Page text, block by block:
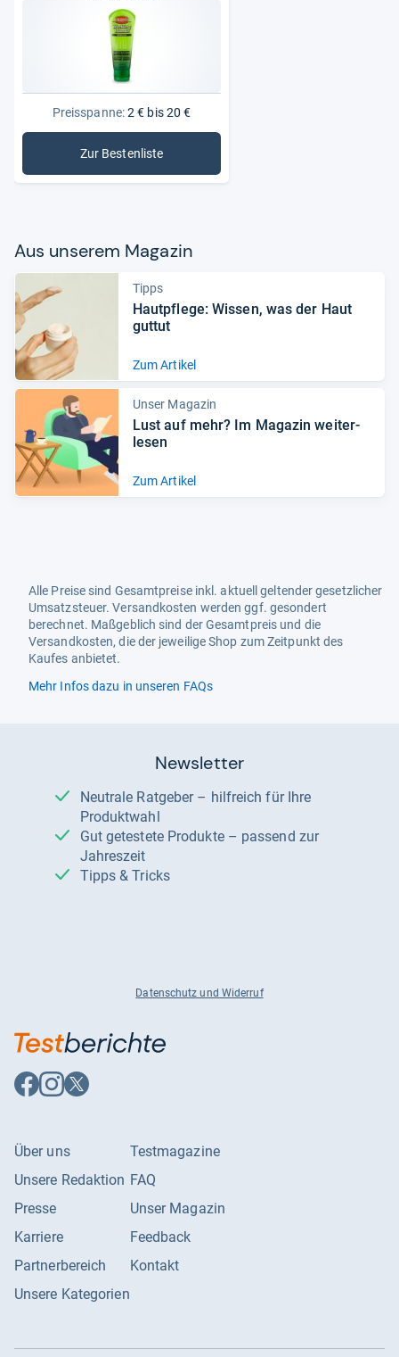
Preisspanne:2 € bis 20 €
Zur Bestenliste
: Handcremes
Aus unse­rem Maga­zin
Tipps
Haut­pflege: Wis­sen, was der Haut
gut­tut
Zum Artikel
Unser Magazin
Lust auf mehr? Im Maga­zin wei­ter­
le­sen
Zum Artikel
Alle Preise sind Gesamtpreise inkl. aktuell geltender gesetzlicher
Umsatzsteuer. Versandkosten werden ggf. gesondert
berechnet. Maßgeblich sind der Gesamtpreis und die
Versandkosten, die der jeweilige Shop zum Zeitpunkt des
Kaufes anbietet.
Mehr Infos dazu in unseren FAQs
Newsletter
Neutrale Ratgeber – hilfreich für Ihre
Produktwahl
Gut getestete Produkte – passend zur
Jahreszeit
Tipps & Tricks
Datenschutz und Widerruf
Auf
Facebook
Auf
Instagram
Auf
X
Über uns
Unsere Redaktion
Presse
Karriere
Partnerbereich
Unsere Kategorien
Testmagazine
FAQ
Unser Magazin
Feedback
Kontakt